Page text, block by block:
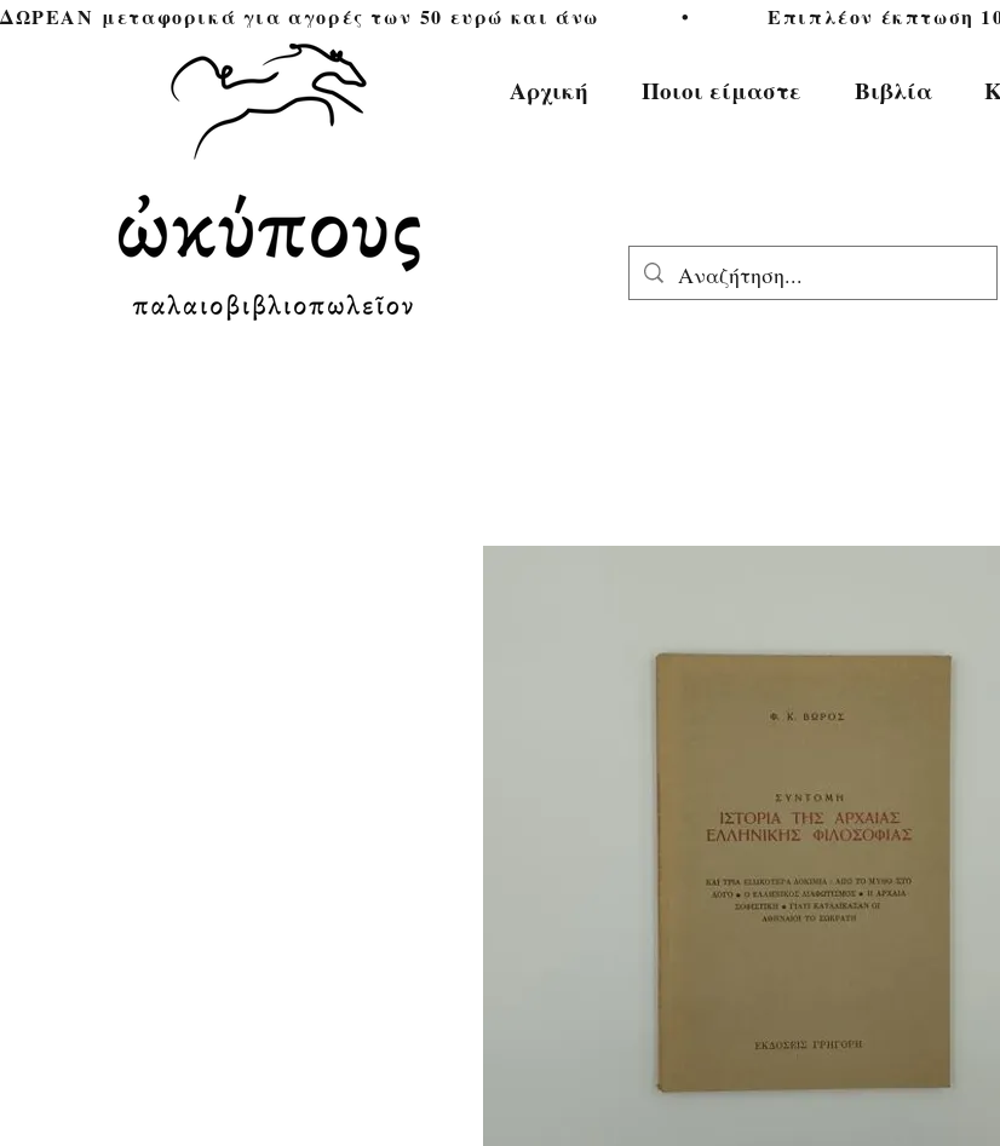
ΔΩΡΕΑΝ μεταφορικά για αγορές των 50 ευρώ και άνω            •           Επιπλέον
Αρχική Ποιοι είμαστε Βιβλία